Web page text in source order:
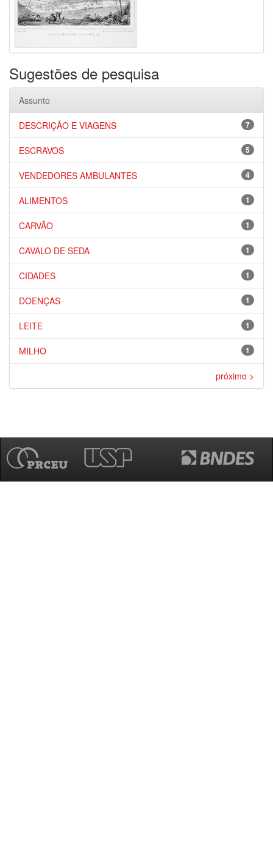
Sugestões de pesquisa
Assunto
7
DESCRIÇÃO E VIAGENS
5
ESCRAVOS
4
VENDEDORES AMBULANTES
1
ALIMENTOS
1
CARVÃO
1
CAVALO DE SEDA
1
CIDADES
1
DOENÇAS
1
LEITE
1
MILHO
próximo >